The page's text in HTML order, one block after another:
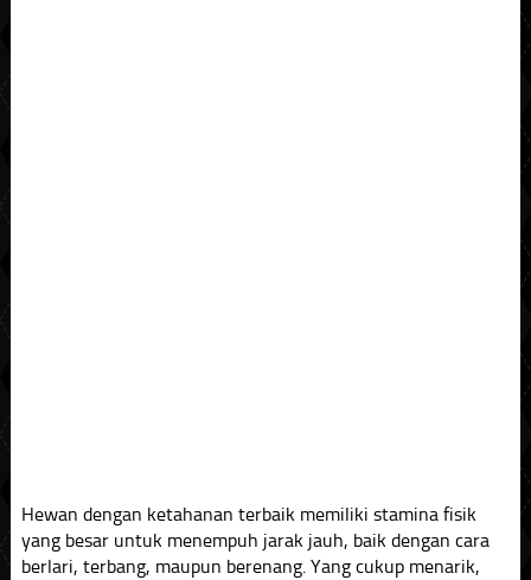
Hewan dengan ketahanan terbaik memiliki stamina fisik
yang besar untuk menempuh jarak jauh, baik dengan cara
berlari, terbang, maupun berenang. Yang cukup menarik,